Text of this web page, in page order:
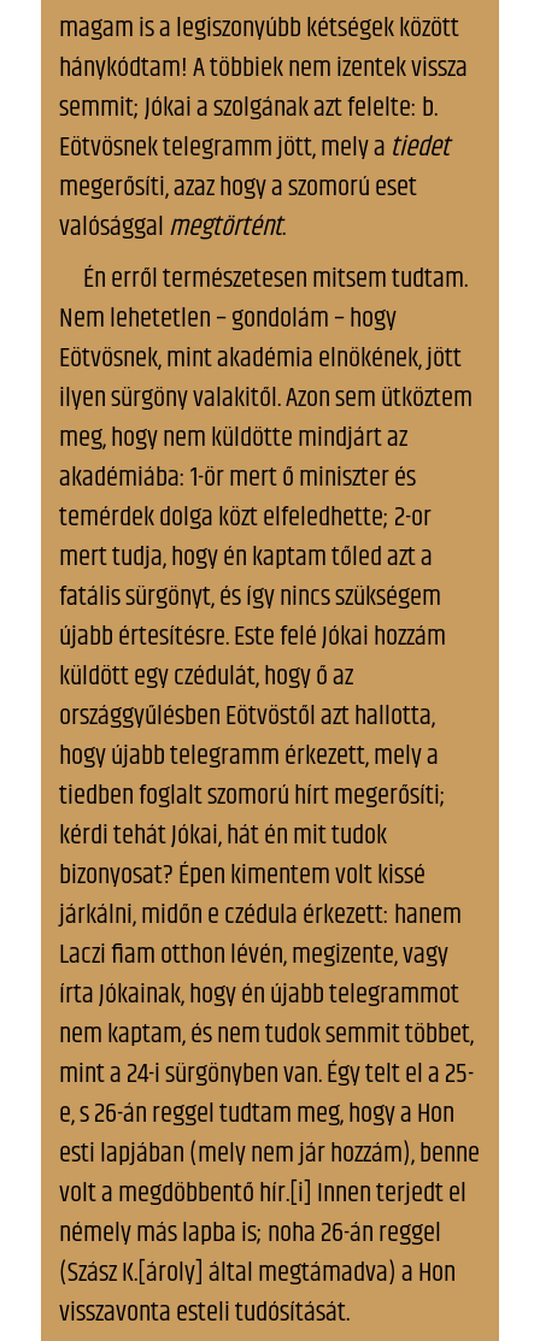
magam is a legiszonyúbb kétségek között
hánykódtam! A többiek nem izentek vissza
semmit; Jókai a szolgának azt felelte: b.
Eötvösnek telegramm jött, mely a tiedet
megerősíti, azaz hogy a szomorú eset
valósággalmegtörtént.
Én erről természetesen mitsem tudtam.
Nem lehetetlen – gondolám – hogy
Eötvösnek, mint akadémia elnökének, jött
ilyen sürgöny valakitől. Azon sem ütköztem
meg, hogy nem küldötte mindjárt az
akadémiába: 1-ör mert ő miniszter és
temérdek dolga közt elfeledhette; 2-or
mert tudja, hogy én kaptam tőled azt a
fatális sürgönyt, és így nincs szükségem
újabb értesítésre. Este felé Jókai hozzám
küldött egy czédulát, hogy ő az
országgyűlésben Eötvöstől azt hallotta,
hogy újabb telegramm érkezett, mely a
tiedben foglalt szomorú hírt megerősíti;
kérdi tehát Jókai, hát én mit tudok
bizonyosat? Épen kimentem volt kissé
járkálni, midőn e czédula érkezett: hanem
Laczi fiam otthon lévén, megizente, vagy
írta Jókainak, hogy én újabb telegrammot
nem kaptam, és nem tudok semmit többet,
mint a 24-i sürgönyben van. Így telt el a 25-
e, s 26-án reggel tudtam meg, hogy a Hon
esti lapjában (mely nem jár hozzám), benne
volt a megdöbbentő hír.[i] Innen terjedt el
némely más lapba is; noha 26-án reggel
(Szász K.[ároly] által megtámadva) a Hon
visszavonta esteli tudósítását.